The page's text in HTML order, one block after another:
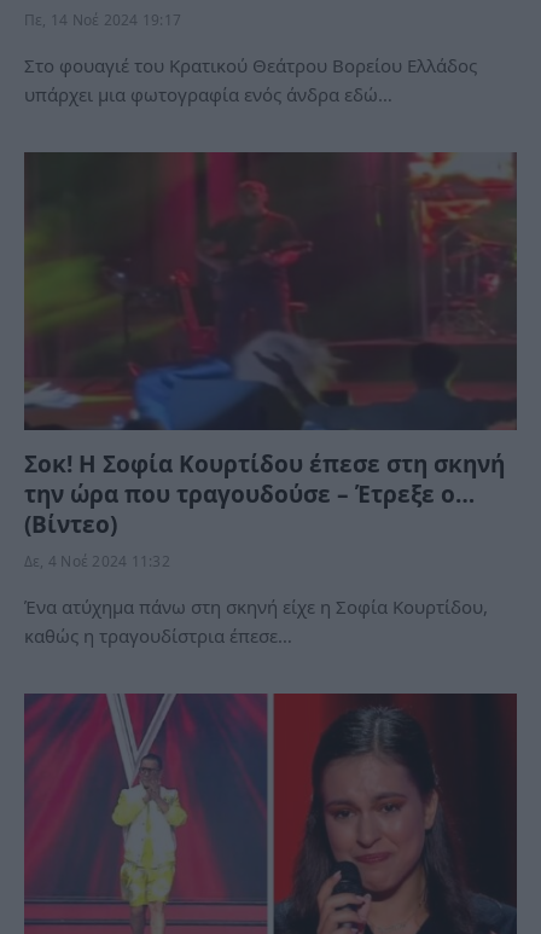
Πε, 14 Νοέ 2024 19:17
Στο φουαγιέ του Κρατικού Θεάτρου Βορείου Ελλάδος
υπάρχει μια φωτογραφία ενός άνδρα εδώ…
Σοκ! Η Σοφία Κουρτίδου έπεσε στη σκηνή
την ώρα που τραγουδούσε – Έτρεξε ο…
(Βίντεο)
Δε, 4 Νοέ 2024 11:32
Ένα ατύχημα πάνω στη σκηνή είχε η Σοφία Κουρτίδου,
καθώς η τραγουδίστρια έπεσε…